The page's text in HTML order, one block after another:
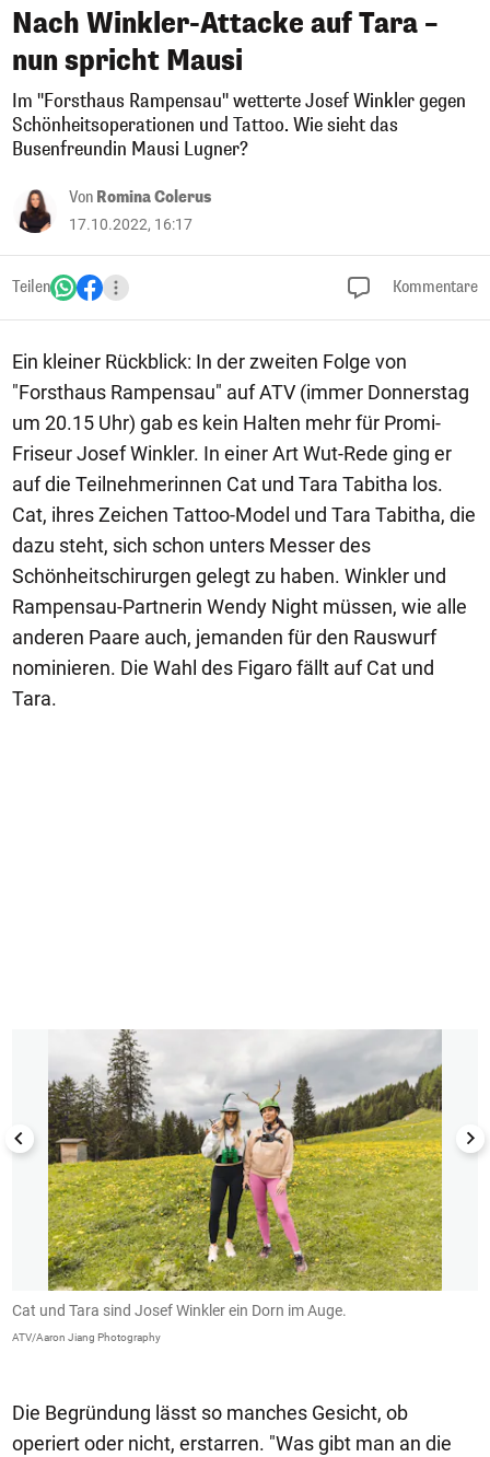
Nach Winkler-Attacke auf Tara –
nun spricht Mausi
Im "Forsthaus Rampensau" wetterte Josef Winkler gegen
Schönheitsoperationen und Tattoo. Wie sieht das
Busenfreundin Mausi Lugner?
Von Romina Colerus
17.10.2022, 16:17
Teilen Kommentare
Ein kleiner Rückblick: In der zweiten Folge von
"Forsthaus Rampensau" auf ATV (immer Donnerstag
um 20.15 Uhr) gab es kein Halten mehr für Promi-
Friseur Josef Winkler. In einer Art Wut-Rede ging er
auf die Teilnehmerinnen Cat und Tara Tabitha los.
Cat, ihres Zeichen Tattoo-Model und Tara Tabitha, die
dazu steht, sich schon unters Messer des
Schönheitschirurgen gelegt zu haben. Winkler und
Rampensau-Partnerin Wendy Night müssen, wie alle
anderen Paare auch, jemanden für den Rauswurf
nominieren. Die Wahl des Figaro fällt auf Cat und
Tara.
Cat und Tara sind Josef Winkler ein Dorn im Auge.
ATV/Aaron Jiang Photography
Die Begründung lässt so manches Gesicht, ob
operiert oder nicht, erstarren. "Was gibt man an die